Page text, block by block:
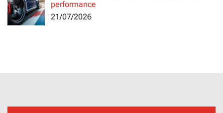
performance
21/07/2026